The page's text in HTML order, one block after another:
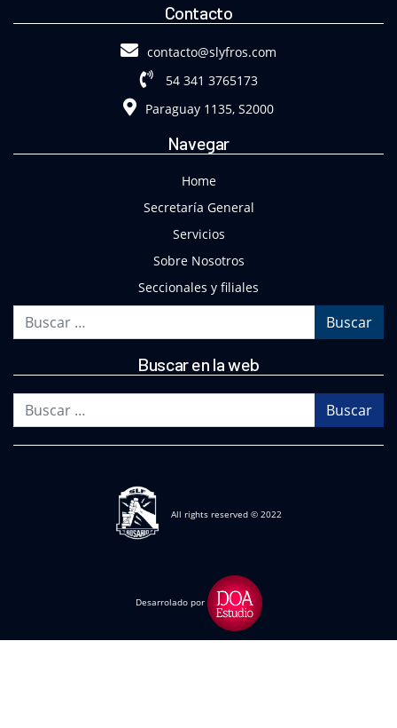
Contacto
contacto@slyfros.com
54 341 3765173
Paraguay 1135, S2000
Navegar
Home
Secretaría General
Servicios
Sobre Nosotros
Seccionales y filiales
Buscar en la web
All rights reserved © 2022
Desarrolado por